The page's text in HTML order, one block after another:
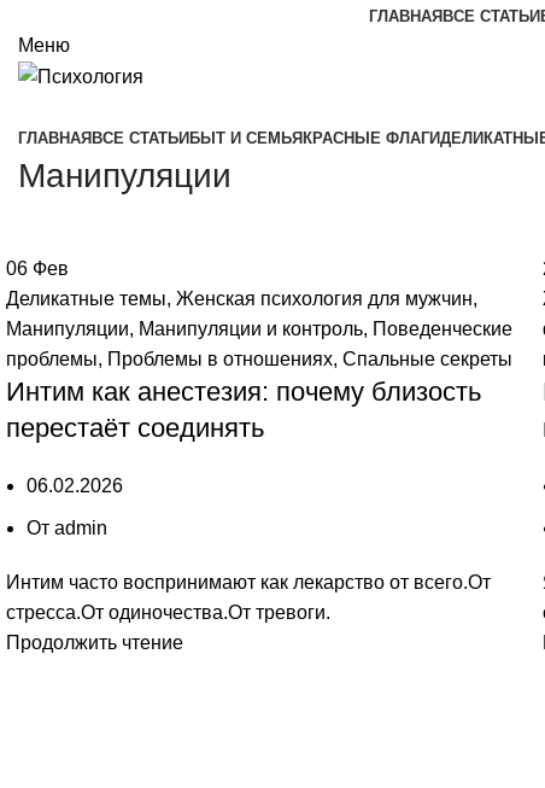
ГЛАВНАЯ ВСЕ СТАТЬИ
Меню
ГЛАВНАЯ ВСЕ СТАТЬИ БЫТ И СЕМЬЯ КРАСНЫЕ ФЛАГИ
Манипуляции
06 Фев
Деликатные темы, Женская психология для мужчин,
Манипуляции, Манипуляции и контроль, Поведенческие
проблемы, Проблемы в отношениях, Спальные секреты
Интим как анестезия: почему близость
перестаёт соединять
06.02.2026
От admin
Интим часто воспринимают как лекарство от всего.От
стресса.От одиночества.От тревоги.
Продолжить чтение